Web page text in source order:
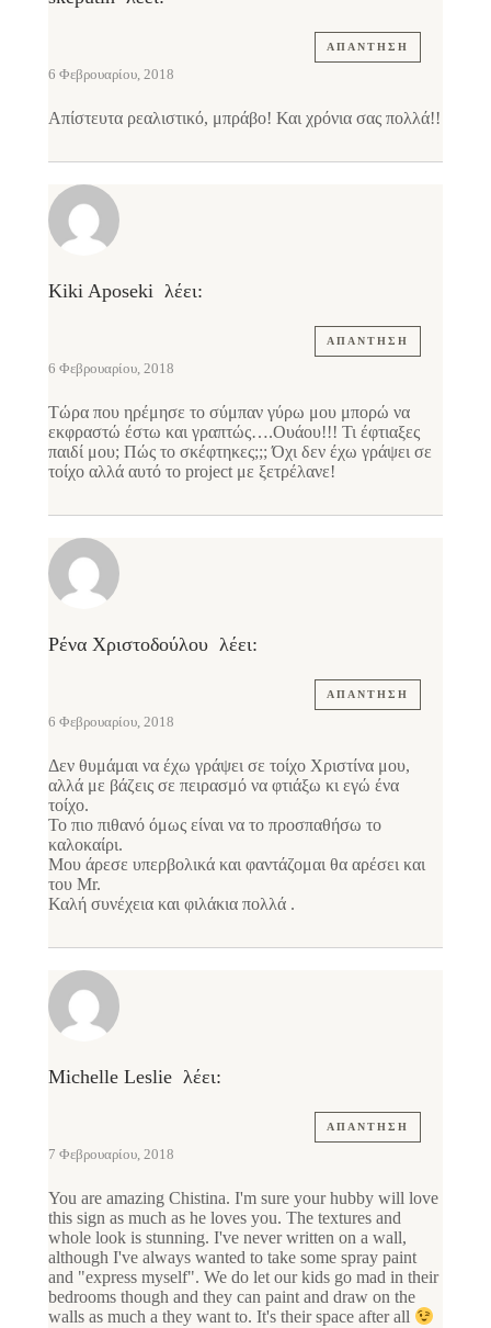
ΑΠΆΝΤΗΣΗ
6 Φεβρουαρίου, 2018
Απίστευτα ρεαλιστικό, μπράβο! Και χρόνια σας πολλά!!
Kiki Aposeki λέει:
ΑΠΆΝΤΗΣΗ
6 Φεβρουαρίου, 2018
Τώρα που ηρέμησε το σύμπαν γύρω μου μπορώ να
εκφραστώ έστω και γραπτώς….Ουάου!!! Τι έφτιαξες
παιδί μου; Πώς το σκέφτηκες;;; Όχι δεν έχω γράψει σε
τοίχο αλλά αυτό το project με ξετρέλανε!
Ρένα Χριστοδούλου λέει:
ΑΠΆΝΤΗΣΗ
6 Φεβρουαρίου, 2018
Δεν θυμάμαι να έχω γράψει σε τοίχο Χριστίνα μου,
αλλά με βάζεις σε πειρασμό να φτιάξω κι εγώ ένα
τοίχο.
Το πιο πιθανό όμως είναι να το προσπαθήσω το
καλοκαίρι.
Μου άρεσε υπερβολικά και φαντάζομαι θα αρέσει και
του Mr.
Καλή συνέχεια και φιλάκια πολλά .
Michelle Leslie λέει:
ΑΠΆΝΤΗΣΗ
7 Φεβρουαρίου, 2018
You are amazing Chistina. I'm sure your hubby will love
this sign as much as he loves you. The textures and
whole look is stunning. I've never written on a wall,
although I've always wanted to take some spray paint
and "express myself". We do let our kids go mad in their
bedrooms though and they can paint and draw on the
walls as much a they want to. It's their space after all